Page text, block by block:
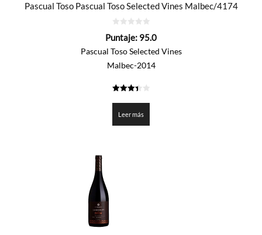
Pascual Toso Pascual Toso Selected Vines Malbec/4174
de
Puntaje: 95.0
Pascual Toso Selected Vines
Malbec-2014
Leer más